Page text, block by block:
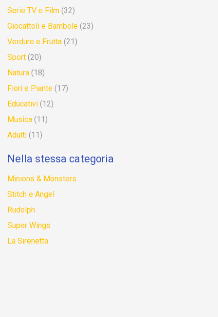
Serie TV e Film (32)
Giocattoli e Bambole (23)
Verdure e Frutta (21)
Sport (20)
Natura (18)
Fiori e Piante (17)
Educativi (12)
Musica (11)
Adulti (11)
Nella stessa categoria
Minions & Monsters
Stitch e Angel
Rudolph
Super Wings
La Sirenetta